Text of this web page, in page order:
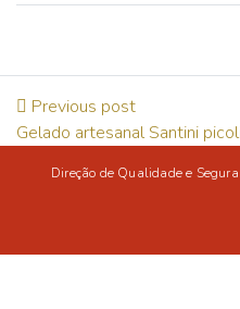
Previous post
Gelado artesanal Santini
Direção de Qualidade e